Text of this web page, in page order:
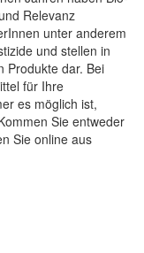
Relevanz
unter anderem
und stellen in
Produkte dar. Bei
für Ihre
es möglich ist,
Sie entweder
Sie online aus